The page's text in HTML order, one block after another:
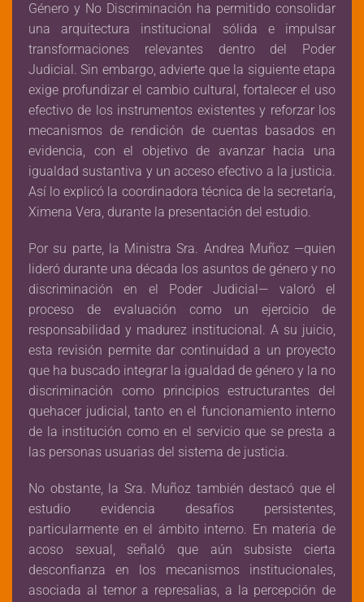
Género y No Discriminación ha permitido consolidar
una arquitectura institucional sólida e impulsar
transformaciones relevantes dentro del Poder
Judicial. Sin embargo, advierte que la siguiente etapa
exige profundizar el cambio cultural, fortalecer el uso
efectivo de los instrumentos existentes y reforzar los
mecanismos de rendición de cuentas basados en
evidencia, con el objetivo de avanzar hacia una
igualdad sustantiva y un acceso efectivo a la justicia.
Así lo explicó la coordinadora técnica de la secretaría,
Ximena Vera, durante la presentación del estudio.
Por su parte, la Ministra Sra. Andrea Muñoz —quien
lideró durante una década los asuntos de género y no
discriminación en el Poder Judicial— valoró el
proceso de evaluación como un ejercicio de
responsabilidad y madurez institucional. A su juicio,
esta revisión permite dar continuidad a un proyecto
que ha buscado integrar la igualdad de género y la no
discriminación como principios estructurantes del
quehacer judicial, tanto en el funcionamiento interno
de la institución como en el servicio que se presta a
las personas usuarias del sistema de justicia.
No obstante, la Sra. Muñoz también destacó que el
estudio evidencia desafíos persistentes,
particularmente en el ámbito interno. En materia de
acoso sexual, señaló que aún subsiste cierta
desconfianza en los mecanismos institucionales,
asociada al temor a represalias, a la percepción de